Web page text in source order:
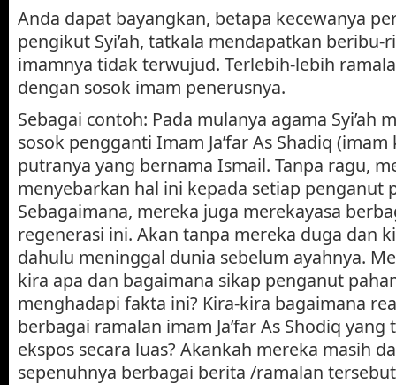
Anda dapat bayangkan, betapa kecewanya
pengikut Syi’ah, tatkala mendapatkan beribu-
imamnya tidak terwujud. Terlebih-lebih
dengan sosok imam penerusnya.
Sebagai contoh: Pada mulanya agama Syi’ah
sosok pengganti Imam Ja’far As Shadiq
putranya yang bernama Ismail. Tanpa ragu,
menyebarkan hal ini kepada setiap penganut
Sebagaimana, mereka juga merekayasa
regenerasi ini. Akan tanpa mereka duga dan
dahulu meninggal dunia sebelum ayahnya.
kira apa dan bagaimana sikap penganut
menghadapi fakta ini? Kira-kira bagaimana
berbagai ramalan imam Ja’far As Shodiq
ekspos secara luas? Akankah mereka masih
sepenuhnya berbagai berita /ramalan